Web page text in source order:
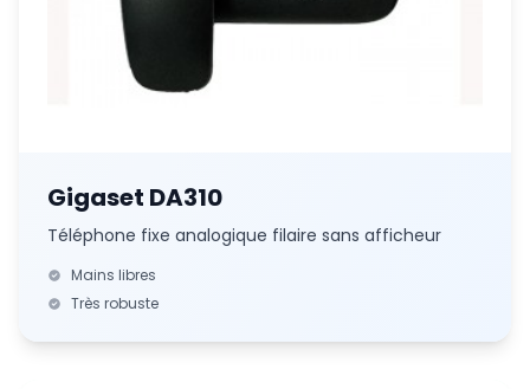
Gigaset DA310
Téléphone fixe analogique filaire sans afficheur
Mains libres
Très robuste